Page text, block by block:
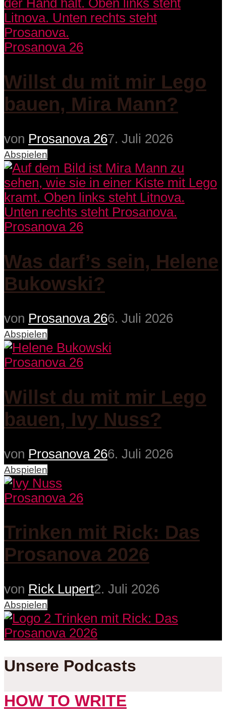
Prosanova 26
Willst du mit mir Lego
bauen, Mira Mann?
von Prosanova 267. Juli 2026
Abspielen
Prosanova 26
Was darf’s sein, Helene
Bukowski?
von Prosanova 266. Juli 2026
Abspielen
Prosanova 26
Willst du mit mir Lego
bauen, Ivy Nuss?
von Prosanova 266. Juli 2026
Abspielen
Prosanova 26
Trinken mit Rick: Das
Prosanova 2026
von Rick Lupert2. Juli 2026
Abspielen
Unsere Podcasts
HOW TO WRITE